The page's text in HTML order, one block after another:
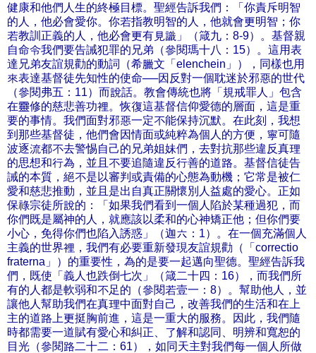
健康和他們人生的終極目標。聖經告訴我們：「你責斥明智
的人，他必會愛你。你若指教明智的人，他就會更明智；你
若教訓正義的人，他必會更有見識」（箴九：8-9）。基督親
自命令我們要告誡犯罪的兄弟（參閱瑪十八：15）。這用表
達兄弟友誼規勸的動詞（希臘文「elenchein」），同樣也用
來表達基督徒先知性的使命──因反對一個耽迷於邪惡的世代
（參閱弗五：11）而說話。教會傳統也將「規戒罪人」包含
在靈修的慈悲善功裡。恢復這基督信仰愛德的層面，這是重
要的事情。我們面對邪惡一定不能保持沉默。在此刻，我想
到那些基督徒，他們會因情面或純粹為個人的方便，寧可隨
波逐流都不去警惕自己的兄弟姐妹們，去對抗那些違反真理
的思想和行為，並且不要追隨違反行善的道路。基督信徒告
誡的本質，絕不是以審判或責備的心態為動機；它常是被仁
愛和慈悲推動，並且是出自真正關懷別人益處的愛心。正如
保祿宗徒所說的：「如果我們看到一個人陷於某種過犯，而
你們既是屬神的人，就應該以柔和的心神矯正他；但你們要
小心，免得你們也陷入誘惑」（迦六：1）。在一個充滿個人
主義的世界裡，我們有必要重新發現友誼規勸（「correctio
fraterna」）的重要性，為的是要一起邁向聖德。聖經告訴我
們，既使「義人也跌倒七次」（箴二十四：16），而我們所
有的人都是軟弱和不足的（參閱若壹一：8）。幫助他人，並
讓他人幫助我們在真理中面對自己，改善我們的生活和在上
主的道路上更挺胸前進，這是一重大的服務。因此，我們隨
時都需要一道賦有愛心和糾正、了解和認同、明辨和寬恕的
目光（參閱路二十二：61），如同天主對我們每一個人所做